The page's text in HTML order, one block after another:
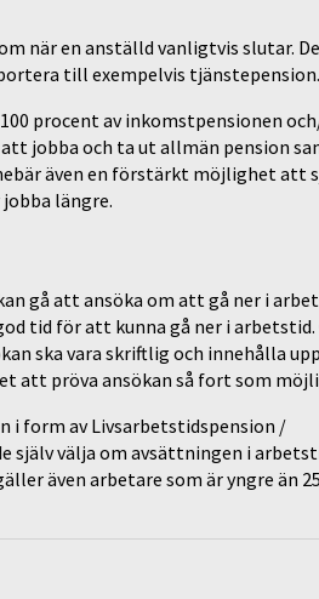
när en anställd vanligtvis slutar.
till exempelvis tjänstepension.
procent av inkomstpensionen
jobba och ta ut allmän pension
även en förstärkt möjlighet att
längre.
gå att ansöka om att gå ner i
tid för att kunna gå ner i
ska vara skriftlig och innehålla
att pröva ansökan så fort som
i form av Livsarbetstidspension /
själv välja om avsättningen i
även arbetare som är yngre än